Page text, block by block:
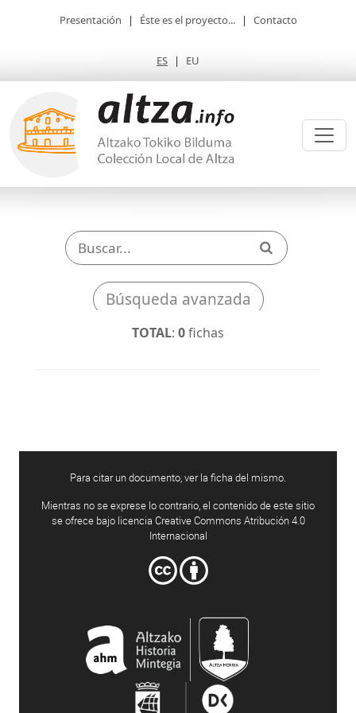
Presentación | Éste es el proyecto... | Contacto
ES | EU
Búsqueda avanzada
TOTAL: 0fichas
Para citar un documento, ver la ficha del mismo.
Mientras no se exprese lo contrario, el contenido de este sitio
se ofrece bajo licencia Creative Commons Atribución 4.0
Internacional